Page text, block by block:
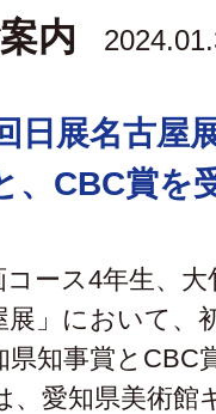
内
日展名古屋
、CBC賞を
ース4年生、
展」において、
知事賞とCBC
、愛知県美術館